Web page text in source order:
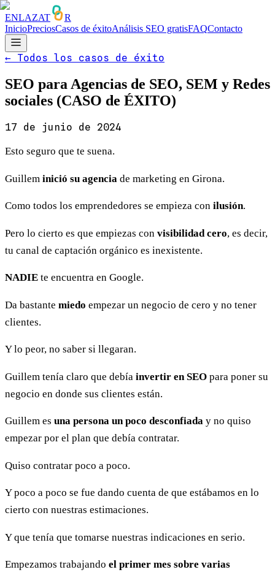
ENLAZAT
R
InicioPreciosCasos de éxitoAnálisis SEO gratisFAQContacto
← Todos los casos de éxito
SEO para Agencias de SEO, SEM y Redes
sociales (CASO de ÉXITO)
17 de junio de 2024
Esto seguro que te suena.
Guillem inició su agencia de marketing en Girona.
Como todos los emprendedores se empieza con ilusión.
Pero lo cierto es que empiezas con visibilidad cero, es decir,
tu canal de captación orgánico es inexistente.
NADIE te encuentra en Google.
Da bastante miedo empezar un negocio de cero y no tener
clientes.
Y lo peor, no saber si llegaran.
Guillem tenía claro que debía invertir en SEO para poner su
negocio en donde sus clientes están.
Guillem es una persona un poco desconfiada y no quiso
empezar por el plan que debía contratar.
Quiso contratar poco a poco.
Y poco a poco se fue dando cuenta de que estábamos en lo
cierto con nuestras estimaciones.
Y que tenía que tomarse nuestras indicaciones en serio.
Empezamos trabajando el primer mes sobre varias